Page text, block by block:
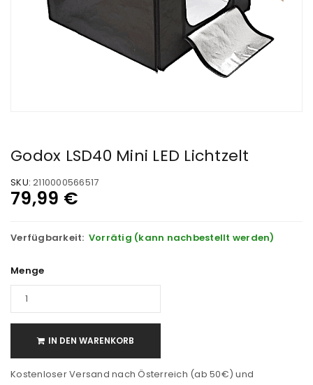
Godox LSD40 Mini LED Lichtzelt
SKU: 2110000566517
79,99 €
Verfügbarkeit: Vorrätig (kann nachbestellt werden)
Menge
IN DEN WARENKORB
Kostenloser Versand nach Österreich (ab 50€) und